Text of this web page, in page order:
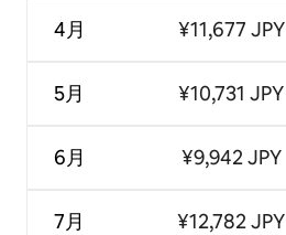
4月
5月
6月
7月
¥11,677 JPY
¥10,731 JPY
¥9,942 JPY
¥12,782 JPY